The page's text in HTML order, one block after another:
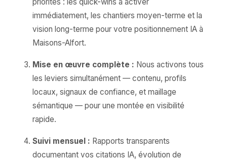
immédiatement, les chantiers moyen-terme et la
vision long-terme pour votre positionnement IA à
Maisons-Alfort.
Mise en œuvre complète : Nous activons tous
les leviers simultanément — contenu, profils
locaux, signaux de confiance, et maillage
sémantique — pour une montée en visibilité
rapide.
Suivi mensuel : Rapports transparents
documentant vos citations IA, évolution de